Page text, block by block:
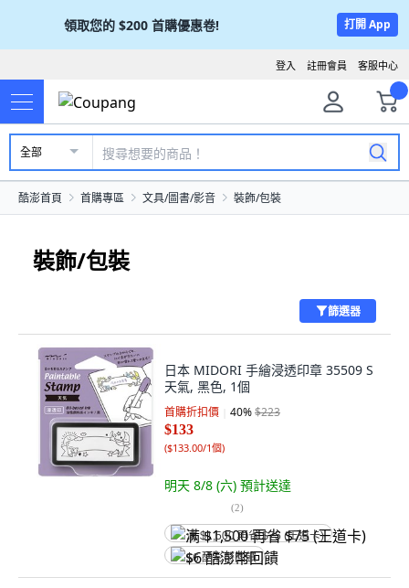
領取您的 $200 首購優惠卷! 打開 App
客服中心
註冊會員
登入
全部
酷澎首頁 首購專區 文具/圖書/影音 裝飾/包裝
裝飾/包裝
篩選器
日本 MIDORI 手繪浸透印章 35509 S
天氣, 黑色, 1個
首購折扣價 40%$223
$133
($133.00/1個)
明天 8/8 (六) 預計送達
(2)
满 $1,500 再省 $75 (王道卡)
$6 酷澎幣回饋